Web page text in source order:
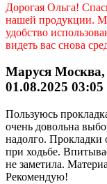
Дорогая Ольга!
нашей продукции.
удобство
видеть вас снова
Маруся Москва,
01.08.2025 03:05
Пользуюсь
очень довольна
надолго. Прокладки
при ходьбе.
не заметила.
Рекомендую!